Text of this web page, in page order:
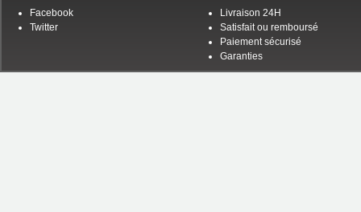
Facebook
Twitter
Livraison 24H
Satisfait ou remboursé
Paiement sécurisé
Garanties